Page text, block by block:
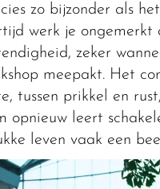
zo bijzonder als
werk je ongemerkt
zeker
meepakt. Het
tussen prikkel en
opnieuw leert
leven vaak een